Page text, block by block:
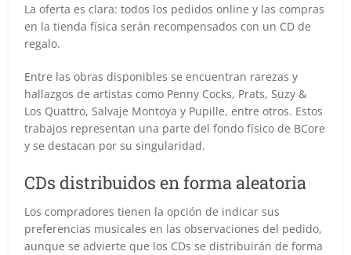
La oferta es clara: todos los pedidos online y las compras
en la tienda física serán recompensados con un CD de
regalo.
Entre las obras disponibles se encuentran rarezas y
hallazgos de artistas como Penny Cocks, Prats, Suzy &
Los Quattro, Salvaje Montoya y Pupille, entre otros. Estos
trabajos representan una parte del fondo físico de BCore
y se destacan por su singularidad.
CDs distribuidos en forma aleatoria
Los compradores tienen la opción de indicar sus
preferencias musicales en las observaciones del pedido,
aunque se advierte que los CDs se distribuirán de forma